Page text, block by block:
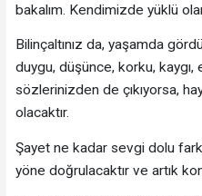
bakalım. Kendimizde yüklü
Bilinçaltınız da, yaşamda
duygu, düşünce, korku,
sözlerinizden de çıkıyorsa,
olacaktır.
Şayet ne kadar sevgi dolu
yöne doğrulacaktır ve artık